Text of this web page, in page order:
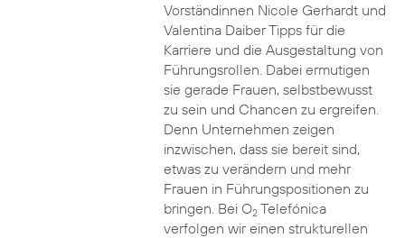
Vorständinnen Nicole Gerhardt und
Valentina Daiber Tipps für die
Karriere und die Ausgestaltung von
Führungsrollen. Dabei ermutigen
sie gerade Frauen, selbstbewusst
zu sein und Chancen zu ergreifen.
Denn Unternehmen zeigen
inzwischen, dass sie bereit sind,
etwas zu verändern und mehr
Frauen in Führungspositionen zu
bringen. Bei O2Telefónica
verfolgen wir einen strukturellen